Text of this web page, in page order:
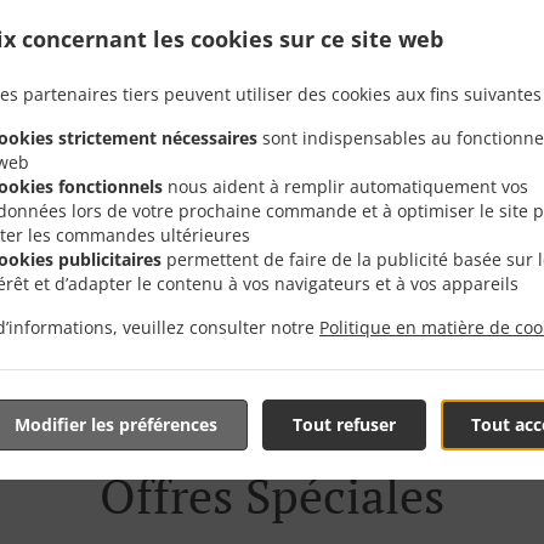
concernant les cookies sur ce site web
partenaires tiers peuvent utiliser des cookies aux fins suivantes
strictement nécessaires sont indispensables au
fonctionnels nous aident à remplir automatiquement vos
lors de votre prochaine commande et à optimiser le site
les commandes ultérieures
publicitaires permettent de faire de la publicité basée sur
et d’adapter le contenu à vos navigateurs et à vos appareils
veuillez consulter notre Politique en matière de
Tout
Tout refuser
Modifier les préférences
Avec Livraison En
près de Écaussinnes et sommes ravis de prendre
menu interactif en ligne et de passer votre commande
confirmer votre commande et vous donner l'heure
Offres Spéciales